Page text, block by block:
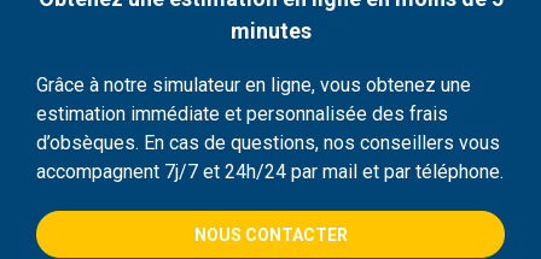
minutes
Grâce à notre simulateur en ligne, vous obtenez une
estimation immédiate et personnalisée des frais
d’obsèques. En cas de questions, nos conseillers vous
accompagnent 7j/7 et 24h/24 par mail et par téléphone.
NOUS CONTACTER